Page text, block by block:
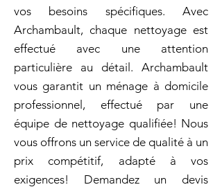
vos besoins spécifiques. Avec
Archambault, chaque nettoyage est
effectué avec une attention
particulière au détail. Archambault
vous garantit un ménage à domicile
professionnel, effectué par une
équipe de nettoyage qualifiée! Nous
vous offrons un service de qualité à un
prix compétitif, adapté à vos
exigences! Demandez un devis